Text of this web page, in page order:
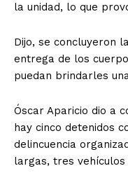
la unidad, lo que
Dijo, se concluyeron
entrega de los
puedan brindarles
Óscar Aparicio dio a
hay cinco detenidos
delincuencia
largas, tres